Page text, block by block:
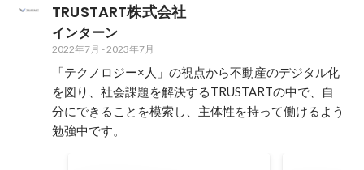
TRUSTART株式会社
インターン
2022年7月 - 2023年7月
「テクノロジー×人」の視点から不動産のデジタル化
を図り、社会課題を解決するTRUSTARTの中で、自
分にできることを模索し、主体性を持って働けるよう
勉強中です。